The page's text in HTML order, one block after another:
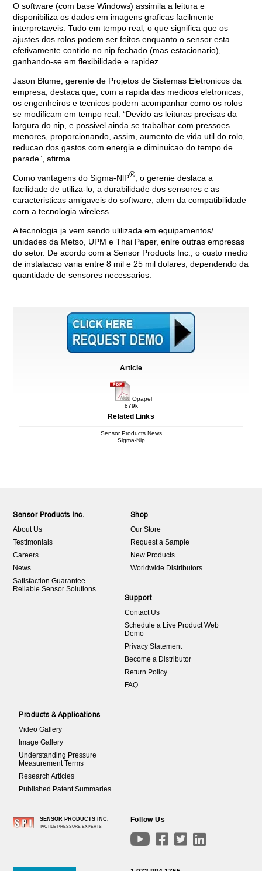
Article
Opapel
879k
Related Links
Sensor Products News
Sigma-Nip
O software (com base Windows) assimila a leitura e
disponibiliza os dados em imagens graficas facilmente
interpretaveis. Tudo em tempo real, o que significa que os
ajustes dos rolos podem ser feitos enquanto o sensor esta
efetivamente contido no nip fechado (mas estacionario),
ganhando-se em flexibilidade e rapidez.
Jason Blume, gerente de Projetos de Sistemas Eletronicos da
empresa, destaca que, com a rapida das medicos eletronicas,
os engenheiros e tecnicos podern acompanhar como os rolos
se modificam em tempo real. “Devido as leituras precisas da
largura do nip, e possivel ainda se trabalhar com pressoes
menores, proporcionando, assim, aumento de vida util do rolo,
reducao dos gastos com energia e diminuicao do tempo de
parade”, afirma.
Como vantagens do Sigma-NlP® , o gerenie deslaca a
facilidade de utiliza-lo, a durabilidade dos sensores c as
caracteristicas amigaveis do software, alem da compatibilidade
corn a tecnologia wireless.
A tecnologia ja vem sendo ulilizada em equipamentos/
unidades da Metso, UPM e Thai Paper, enlre outras empresas
do setor. De acordo com a Sensor Products Inc., o custo rnedio
de instalacao varia entre 8 mil e 25 mil dolares, dependendo da
quantidade de sensores necessarios.
Sensor Products Inc.
About Us
Testimonials
Careers
News
Satisfaction Guarantee –
Reliable Sensor Solutions
Shop
Our Store
Request a Sample
New Products
Worldwide Distributors
Support
Contact Us
Schedule a Live Product Web
Demo
Privacy Statement
Become a Distributor
Return Policy
FAQ
Products & Applications
Video Gallery
Image Gallery
Understanding Pressure
Measurement Terms
Research Articles
Published Patent Summaries
SENSOR PRODUCTS INC.
TACTILE PRESSURE EXPERTS
Follow Us
   